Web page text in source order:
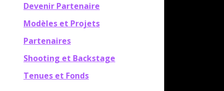
Devenir Partenaire
Modèles et Projets
Partenaires
Shooting et Backstage
Tenues et Fonds